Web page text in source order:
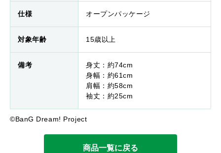
仕様 オープンパッケージ
対象年齢 15歳以上
備考
身丈：約74cm
身幅：約61cm
肩幅：約58cm
袖丈：約25cm
©BanG Dream! Project
商品一覧に戻る